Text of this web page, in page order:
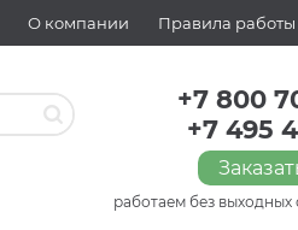
О компании Правила работы
+7 800
+7 495
работаем без выходных